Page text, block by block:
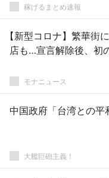
稼げるまとめ速報
【新型コロナ】繁華街
店も…宣言解除後、初
モナニュース
中国政府「台湾との平
大艦巨砲主義！